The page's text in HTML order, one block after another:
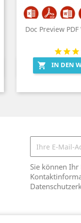
Doc Preview
 IN DEN

Sie können